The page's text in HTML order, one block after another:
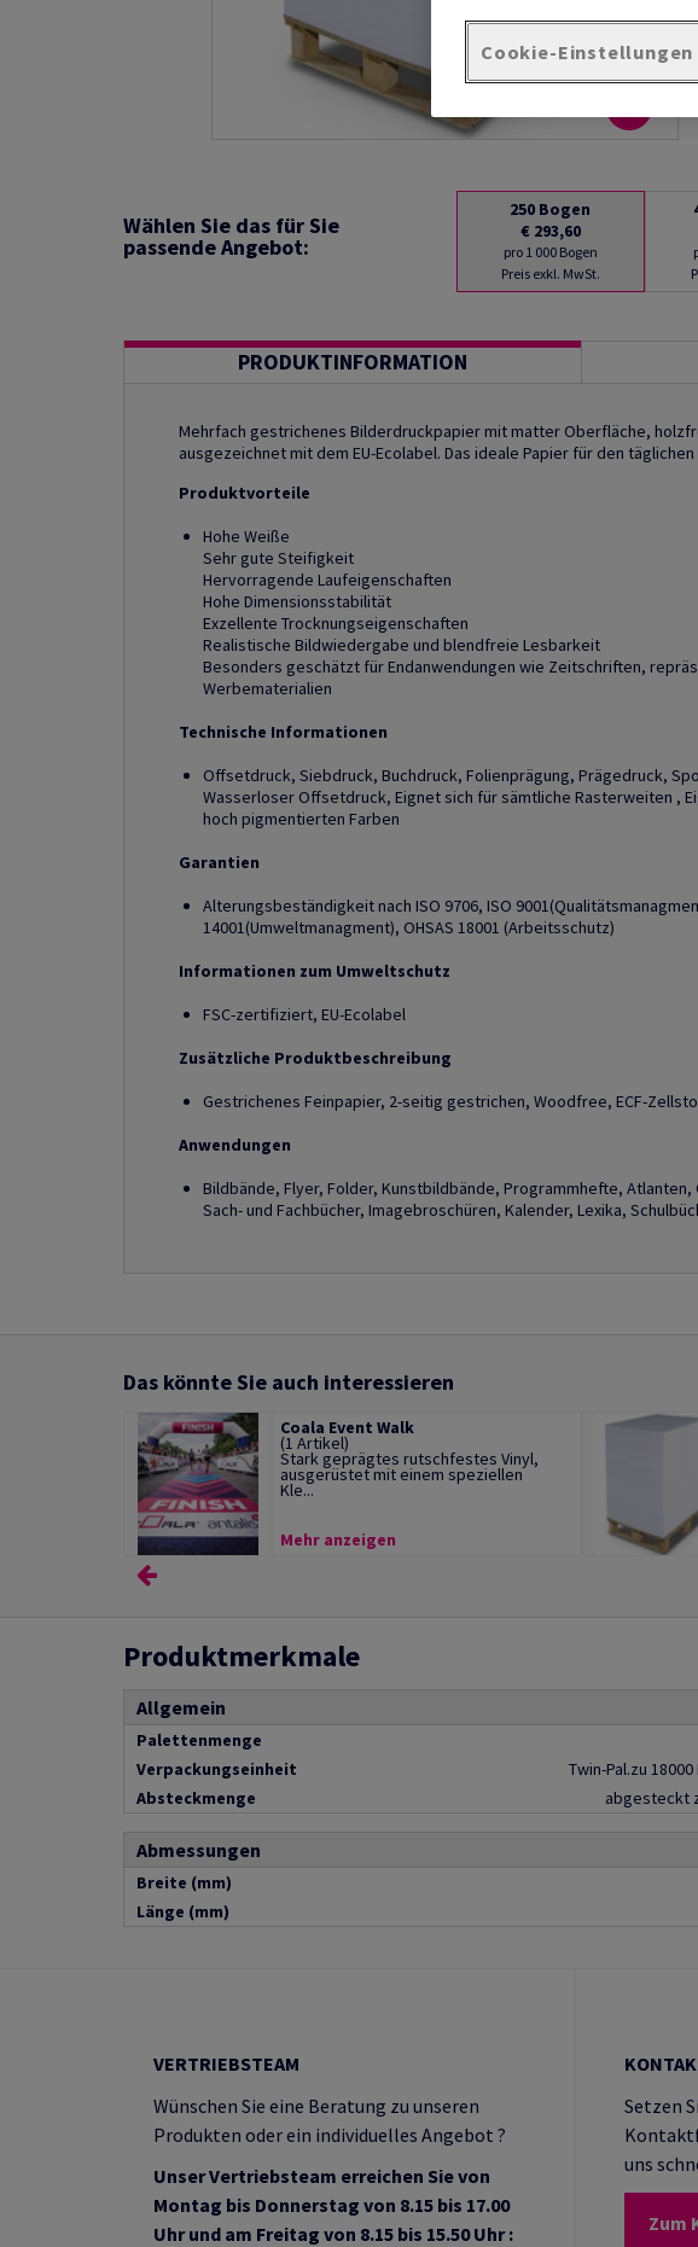
Wählen Sie das für Sie
passende Angebot:
250 Bogen
€ 293,60
pro 1 000 Bogen
Preis exkl. MwSt.
PRODUKTINFORMATION
Mehrfach gestrichenes Bilderdruckpapier mit matter Oberfläche,
ausgezeichnet mit dem EU-Ecolabel. Das ideale Papier für den
Produktvorteile
Hohe Weiße
Sehr gute Steifigkeit
Hervorragende Laufeigenschaften
Hohe Dimensionsstabilität
Exzellente Trocknungseigenschaften
Realistische Bildwiedergabe und blendfreie Lesbarkeit
Besonders geschätzt für Endanwendungen wie Zeitschriften,
Werbematerialien
Technische Informationen
Offsetdruck, Siebdruck, Buchdruck, Folienprägung, Prägedruck,
Wasserloser Offsetdruck, Eignet sich für sämtliche Rasterweiten ,
hoch pigmentierten Farben
Garantien
Alterungsbeständigkeit nach ISO 9706, ISO
14001(Umweltmanagment), OHSAS 18001 (Arbeitsschutz)
Informationen zum Umweltschutz
FSC-zertifiziert, EU-Ecolabel
Zusätzliche Produktbeschreibung
Gestrichenes Feinpapier, 2-seitig gestrichen, Woodfree, ECF-
Anwendungen
Bildbände, Flyer, Folder, Kunstbildbände, Programmhefte,
Sach- und Fachbücher, Imagebroschüren, Kalender, Lexika,
Das könnte Sie auch interessieren
Coala Event Walk
(1 Artikel)
Stark geprägtes rutschfestes Vinyl,
ausgerüstet mit einem speziellen
Kle...
Mehr anzeigen
Produktmerkmale
Allgemein
Palettenmenge
Verpackungseinheit
Twin-Pal.zu
Absteckmenge
abgesteckt
Abmessungen
Breite (mm)
Länge (mm)
VERTRIEBSTEAM
Wünschen Sie eine Beratung zu unseren
Produkten oder ein individuelles Angebot ?
Unser Vertriebsteam erreichen Sie von
Montag bis Donnerstag von 8.15 bis 17.00
Uhr und am Freitag von 8.15 bis 15.50 Uhr :
Setzen
uns
Zum
Cookie-Einstellungen